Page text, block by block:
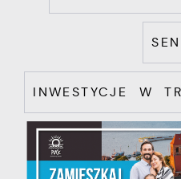
INWESTYCJE W